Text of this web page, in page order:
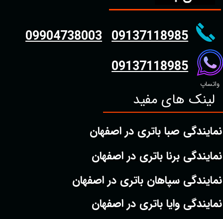
واتساپ
09904738003 09137118985
09137118985
لینک های مفید
نمایندگی صبا باتری در اصفهان
نمایندگی برنا باتری در اصفهان
نمایندگی سپاهان باتری در اصفهان
نمایندگی وایا باتری در اصفهان